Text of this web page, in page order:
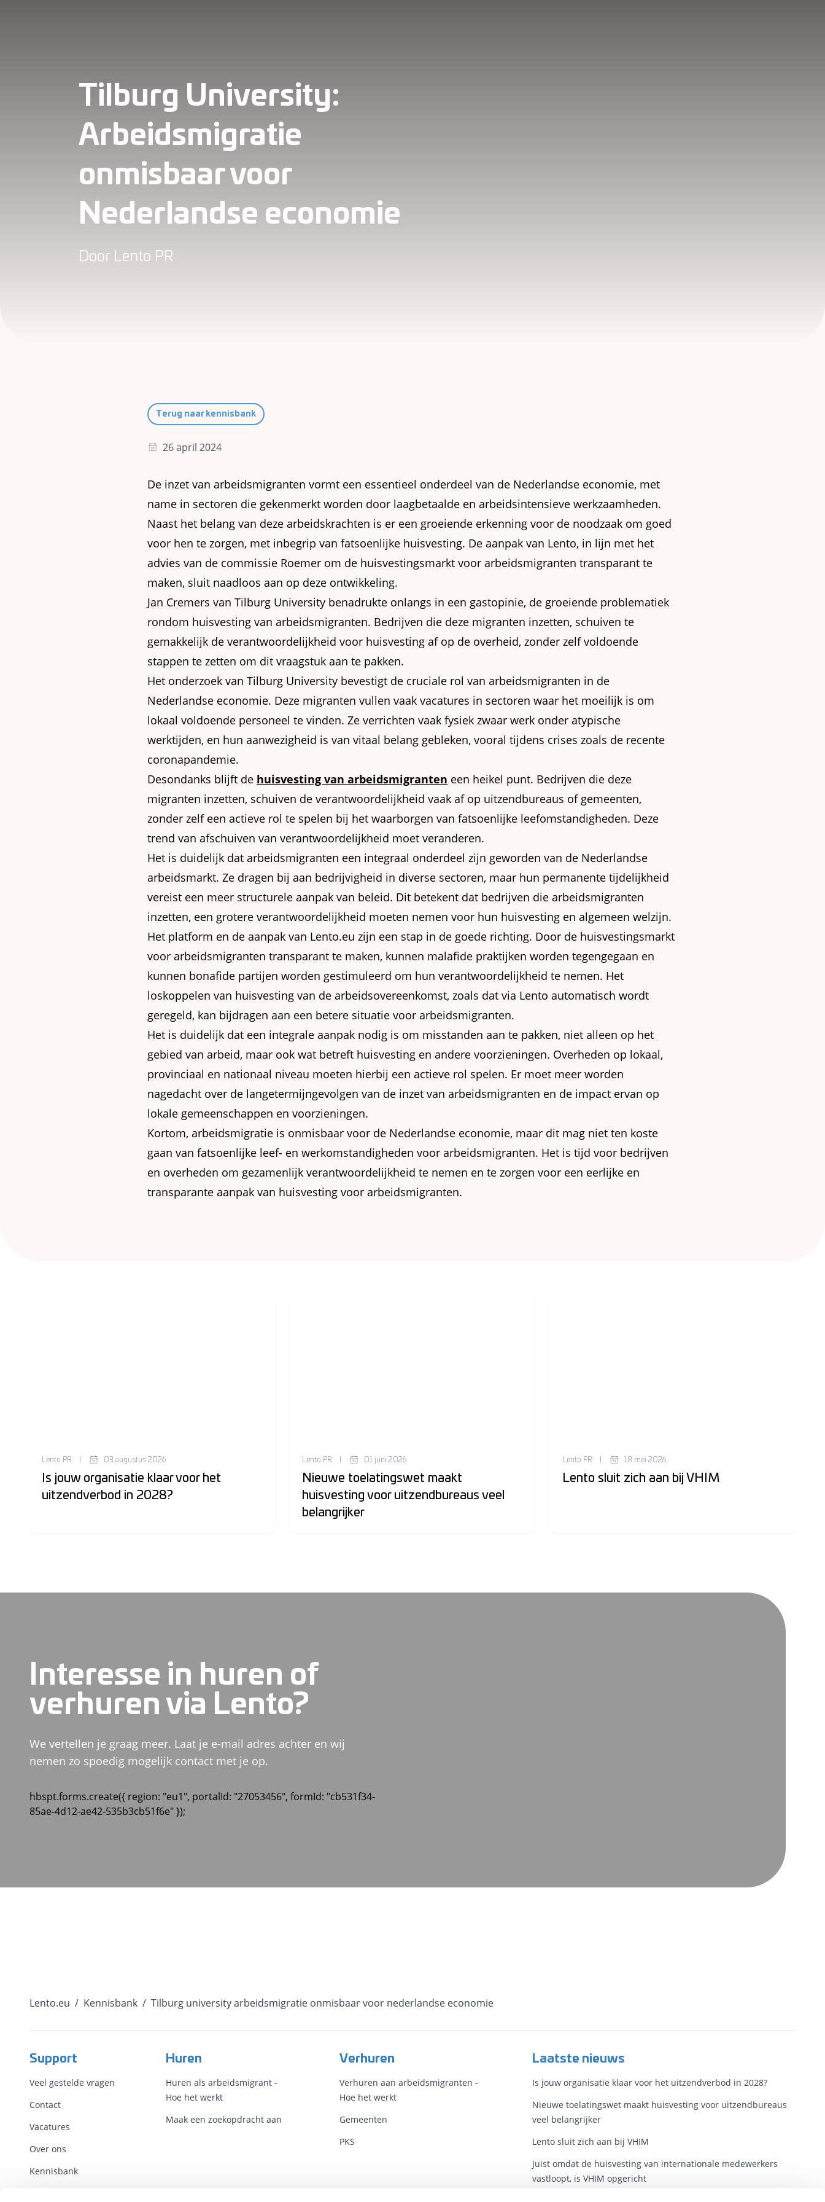
Tilburg University:
Arbeidsmigratie
onmisbaar voor
Nederlandse economie
Door Lento PR
Terug naar kennisbank
26 april 2024
De inzet van arbeidsmigranten vormt een essentieel onderdeel van de Nederlandse economie, met
name in sectoren die gekenmerkt worden door laagbetaalde en arbeidsintensieve werkzaamheden.
Naast het belang van deze arbeidskrachten is er een groeiende erkenning voor de noodzaak om goed
voor hen te zorgen, met inbegrip van fatsoenlijke huisvesting. De aanpak van Lento, in lijn met het
advies van de commissie Roemer om de huisvestingsmarkt voor arbeidsmigranten transparant te
maken, sluit naadloos aan op deze ontwikkeling.
Jan Cremers van Tilburg University benadrukte onlangs in een gastopinie, de groeiende problematiek
rondom huisvesting van arbeidsmigranten. Bedrijven die deze migranten inzetten, schuiven te
gemakkelijk de verantwoordelijkheid voor huisvesting af op de overheid, zonder zelf voldoende
stappen te zetten om dit vraagstuk aan te pakken.
Het onderzoek van Tilburg University bevestigt de cruciale rol van arbeidsmigranten in de
Nederlandse economie. Deze migranten vullen vaak vacatures in sectoren waar het moeilijk is om
lokaal voldoende personeel te vinden. Ze verrichten vaak fysiek zwaar werk onder atypische
werktijden, en hun aanwezigheid is van vitaal belang gebleken, vooral tijdens crises zoals de recente
coronapandemie.
Desondanks blijft de huisvesting van arbeidsmigranten een heikel punt. Bedrijven die deze
migranten inzetten, schuiven de verantwoordelijkheid vaak af op uitzendbureaus of gemeenten,
zonder zelf een actieve rol te spelen bij het waarborgen van fatsoenlijke leefomstandigheden. Deze
trend van afschuiven van verantwoordelijkheid moet veranderen.
Het is duidelijk dat arbeidsmigranten een integraal onderdeel zijn geworden van de Nederlandse
arbeidsmarkt. Ze dragen bij aan bedrijvigheid in diverse sectoren, maar hun permanente tijdelijkheid
vereist een meer structurele aanpak van beleid. Dit betekent dat bedrijven die arbeidsmigranten
inzetten, een grotere verantwoordelijkheid moeten nemen voor hun huisvesting en algemeen welzijn.
Het platform en de aanpak van Lento.eu zijn een stap in de goede richting. Door de huisvestingsmarkt
voor arbeidsmigranten transparant te maken, kunnen malafide praktijken worden tegengegaan en
kunnen bonafide partijen worden gestimuleerd om hun verantwoordelijkheid te nemen. Het
loskoppelen van huisvesting van de arbeidsovereenkomst, zoals dat via Lento automatisch wordt
geregeld, kan bijdragen aan een betere situatie voor arbeidsmigranten.
Het is duidelijk dat een integrale aanpak nodig is om misstanden aan te pakken, niet alleen op het
gebied van arbeid, maar ook wat betreft huisvesting en andere voorzieningen. Overheden op lokaal,
provinciaal en nationaal niveau moeten hierbij een actieve rol spelen. Er moet meer worden
nagedacht over de langetermijngevolgen van de inzet van arbeidsmigranten en de impact ervan op
lokale gemeenschappen en voorzieningen.
Kortom, arbeidsmigratie is onmisbaar voor de Nederlandse economie, maar dit mag niet ten koste
gaan van fatsoenlijke leef- en werkomstandigheden voor arbeidsmigranten. Het is tijd voor bedrijven
en overheden om gezamenlijk verantwoordelijkheid te nemen en te zorgen voor een eerlijke en
transparante aanpak van huisvesting voor arbeidsmigranten.
Lento PR 03 augustus 2026
Is jouw organisatie klaar voor het
uitzendverbod in 2028?
Lento PR 01 juni 2026
Nieuwe toelatingswet maakt
huisvesting voor uitzendbureaus veel
belangrijker
Lento PR 18 mei 2026
Lento sluit zich aan bij VHIM
Interesse in huren of
verhuren via Lento?
We vertellen je graag meer. Laat je e-mail adres achter en wij
nemen zo spoedig mogelijk contact met je op.
hbspt.forms.create({ region: "eu1", portalId: "27053456", formId: "cb531f34-
85ae-4d12-ae42-535b3cb51f6e" });
Lento.eu / Kennisbank / Tilburg university arbeidsmigratie onmisbaar voor nederlandse economie
Support
Veel gestelde vragen
Contact
Vacatures
Over ons
Kennisbank
Huren
Huren als arbeidsmigrant -
Hoe het werkt
Maak een zoekopdracht aan
Verhuren
Verhuren aan arbeidsmigranten -
Hoe het werkt
Gemeenten
PKS
Laatste nieuws
Is jouw organisatie klaar voor het uitzendverbod in 2028?
Nieuwe toelatingswet maakt huisvesting voor uitzendbureaus
veel belangrijker
Lento sluit zich aan bij VHIM
Juist omdat de huisvesting van internationale medewerkers
vastloopt, is VHIM opgericht